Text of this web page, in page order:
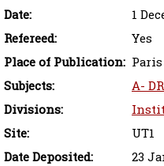
Date:
1
Refereed:
Yes
Place of Publication: Paris
Subjects:
A-
Divisions:
Site:
UT1
Date Deposited:
23